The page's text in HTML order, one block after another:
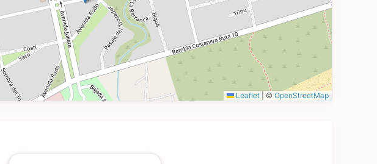
Leaflet © OpenStreetMap